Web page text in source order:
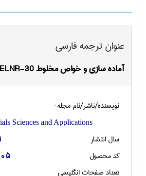
عنوان ترجمه فارسی
آماده سازی و خواص مخلوط pvc/ELNR-30
نویسنده/ناشر/نام مجله :
Sciences and Applications
سال انتشار
کد محصول
تعداد صفحات انگليسی